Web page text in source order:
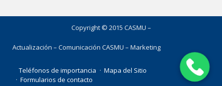
Copyright © 2015 CASMU –
Actualización – Comunicación CASMU – Marketing
Teléfonos de importancia
Mapa del Sitio
Formularios de contacto